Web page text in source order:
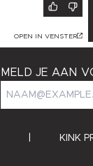
OPEN IN VENSTER
MELD JE AAN
KINK